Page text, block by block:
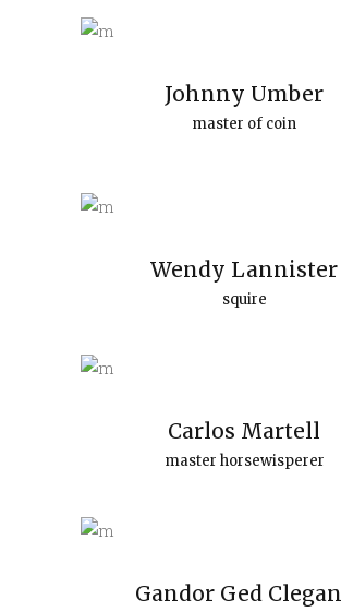
Johnny Umber
master of coin
Wendy Lannister
squire
Carlos Martell
master horsewisperer
Gandor Ged